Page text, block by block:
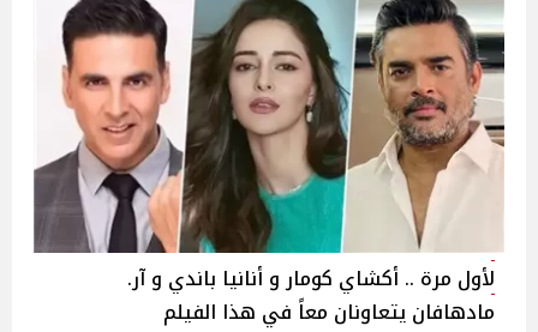
لأول مرة .. أكشاي كومار و أنانيا باندي و آر.
مادهافان يتعاونان معاً في هذا الفيلم